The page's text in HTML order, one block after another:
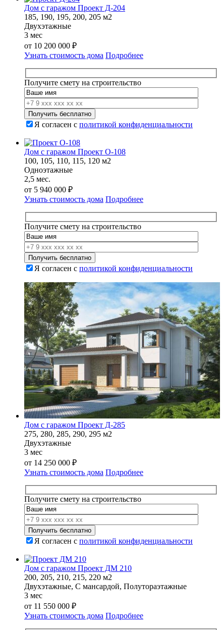
Дом с гаражом Проект Д-204
185, 190, 195, 200, 205 м2
Двухэтажные
3 мес
от 10 200 000 ₽
Узнать стоимость дома Подробнее
Получите смету на строительство
Я согласен с политикой конфиденциальности
Дом с гаражом Проект О-108
100, 105, 110, 115, 120 м2
Одноэтажные
2,5 мес.
от 5 940 000 ₽
Узнать стоимость дома Подробнее
Получите смету на строительство
Я согласен с политикой конфиденциальности
Дом с гаражом Проект Д-285
275, 280, 285, 290, 295 м2
Двухэтажные
3 мес
от 14 250 000 ₽
Узнать стоимость дома Подробнее
Получите смету на строительство
Я согласен с политикой конфиденциальности
Дом с гаражом Проект ДМ 210
200, 205, 210, 215, 220 м2
Двухэтажные, С мансардой, Полутораэтажные
3 мес
от 11 550 000 ₽
Узнать стоимость дома Подробнее